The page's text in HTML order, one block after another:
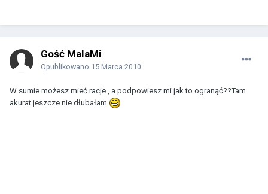
Gość MalaMi
Opublikowano 15 Marca 2010
W sumie możesz mieć racje , a podpowiesz mi jak to ogranąć??Tam
akurat jeszcze nie dłubałam